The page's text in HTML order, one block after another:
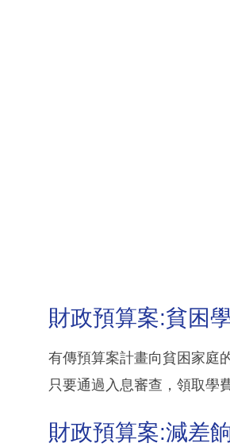
財政預算案:貧困
有傳預算案計畫向貧困家庭
只要通過入息審查，領取學
財政預算案:減差